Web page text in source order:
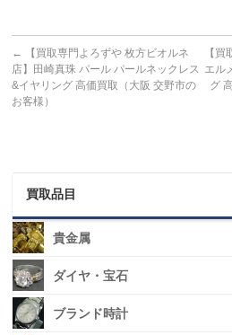
←
【買取専門よろずや 枚方ビオルネ
店】田崎真珠 パール パールネックレス
&イヤリング 高価買取（大阪 交野市の
お客様）
【
エル
グ
買取品目
貴金属
ダイヤ・宝石
ブランド時計